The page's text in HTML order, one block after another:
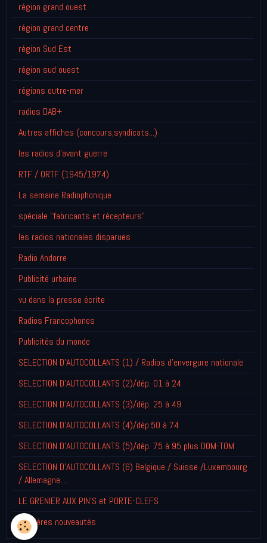
région grand ouest
région grand centre
région Sud Est
région sud ouest
régions outre-mer
radios DAB+
Autres affiches (concours,syndicats...)
les radios d'avant guerre
RTF / ORTF (1945/1974)
La semaine Radiophonique
spéciale "fabricants et récepteurs"
les radios nationales disparues
Radio Andorre
Publicité urbaine
vu dans la presse écrite
Radios Francophones
Publicités du monde
SELECTION D'AUTOCOLLANTS (1) / Radios d'envergure nationale
SELECTION D'AUTOCOLLANTS (2)/dép. 01 à 24
SELECTION D'AUTOCOLLANTS (3)/dép. 25 à 49
SELECTION D'AUTOCOLLANTS (4)/dép.50 à 74
SELECTION D'AUTOCOLLANTS (5)/dép. 75 à 95 plus DOM-TOM
SELECTION D'AUTOCOLLANTS (6) Belgique / Suisse /Luxembourg
/ Allemagne....
LE GRENIER AUX PIN'S et PORTE-CLEFS
Derniéres nouveautés